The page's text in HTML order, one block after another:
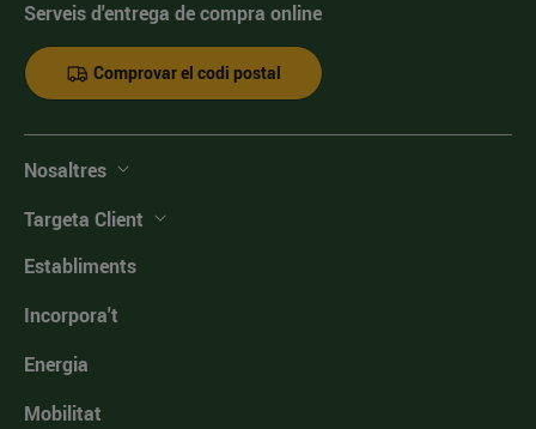
Serveis d'entrega de compra online
Comprovar el codi postal
Nosaltres
Targeta Client
Establiments
Incorpora't
Energia
Mobilitat